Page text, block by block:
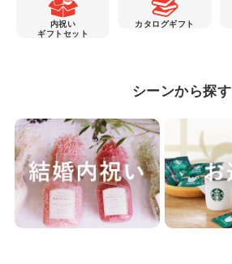
内祝い
ギフトセット
カタログギフト
シーンから探す